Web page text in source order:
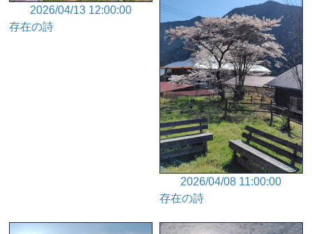
2026/04/13 12:00:00
存在の詩
2026/04/08 11:00:00
存在の詩